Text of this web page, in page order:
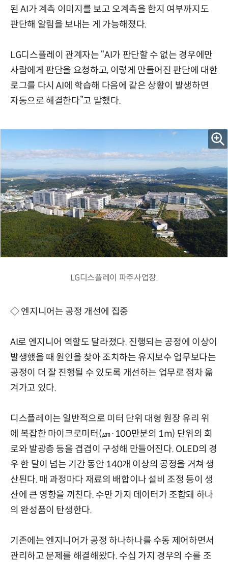
된 AI가 계측 이미지를 보고 오계측을 한지 여부까지도
판단해 알림을 보내는 게 가능해졌다.
LG디스플레이 관계자는 “AI가 판단할 수 없는 경우에만
사람에게 판단을 요청하고, 이렇게 만들어진 판단에 대한
로그를 다시 AI에 학습해 다음에 같은 상황이 발생하면
자동으로 해결한다”고 말했다.
LG디스플레이 파주사업장.
◇ 엔지니어는 공정 개선에 집중
AI로 엔지니어 역할도 달라졌다. 진행되는 공정에 이상이
발생했을 때 원인을 찾아 조치하는 유지보수 업무보다는
공정이 더 잘 진행될 수 있도록 개선하는 업무로 점차 옮
겨가고 있다.
디스플레이는 일반적으로 미터 단위 대형 원장 유리 위
에 복잡한 마이크로미터(㎛·100만분의 1m) 단위의 회
로와 발광층 등을 겹겹이 구성해 만들어진다. OLED의 경
우 한 달이 넘는 기간 동안 140개 이상의 공정을 거쳐 생
산된다. 매 과정마다 재료의 배합이나 설비 조정 등이 생
산에 큰 영향을 끼친다. 수만 가지 데이터가 조합돼 하나
의 완성품이 탄생한다.
기존에는 엔지니어가 공정 하나하나를 수동 제어하면서
관리하고 문제를 해결해왔다. 수십 가지 경우의 수를 조